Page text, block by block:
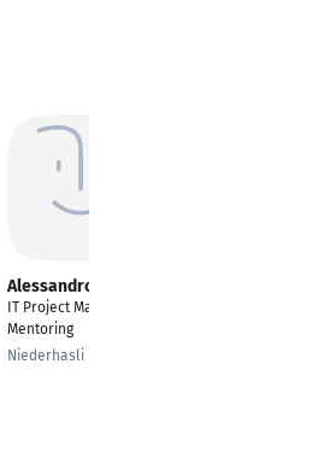
Alessandro Tesi
IT Project Manager &
Mentoring
Niederhasli